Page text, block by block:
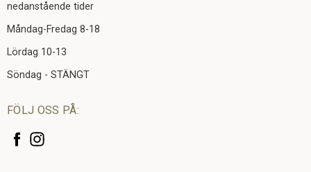
nedanstående tider
Måndag-Fredag 8-18
Lördag 10-13
Söndag - STÄNGT
FÖLJ OSS PÅ: